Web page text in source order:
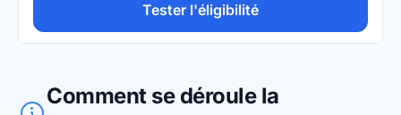
Tester l'éligibilité
Comment se déroule la